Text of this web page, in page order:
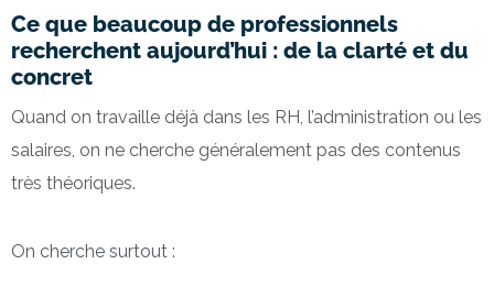
Ce que beaucoup de professionnels
recherchent aujourd’hui : de la clarté et du
concret
Quand on travaille déjà dans les RH, l’administration ou les
salaires, on ne cherche généralement pas des contenus
très théoriques.
On cherche surtout :